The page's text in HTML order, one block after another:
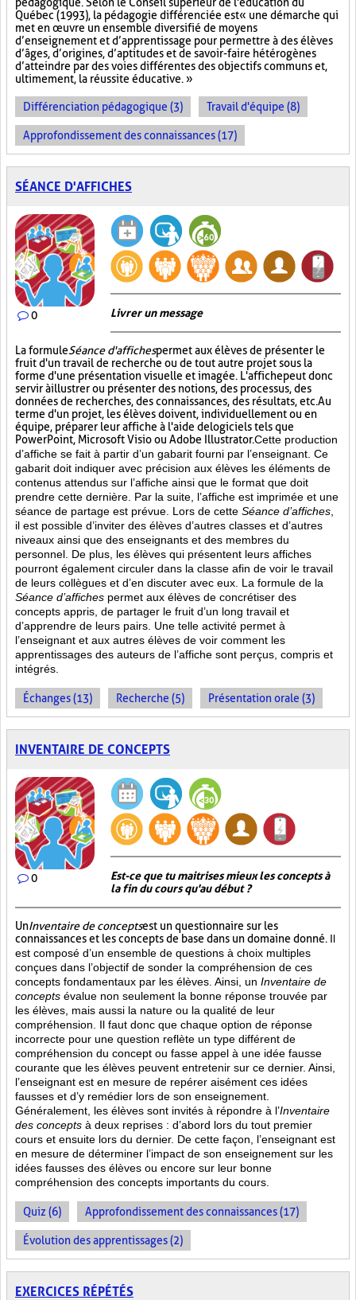
Québec (1993), la pédagogie différenciée est « une démarche qui
met en œuvre un ensemble diversifié de moyens
d’enseignement et d’apprentissage pour permettre à des élèves
d’âges, d’origines, d’aptitudes et de savoir-faire hétérogènes
d’atteindre par des voies différentes des objectifs communs et,
ultimement, la réussite éducative. »
Différenciation pédagogique (3) Travail d'équipe (8)
Approfondissement des connaissances (17)
SÉANCE D'AFFICHES
0 Livrer un message
La formuleSéance d'affichespermet aux élèves de présenter le
fruit d'un travail de recherche ou de tout autre projet sous la
forme d'une présentation visuelle et imagée. L'affichepeut donc
servir à illustrer ou présenter des notions, des processus, des
données de recherches, des connaissances, des résultats, etc. Au
terme d'un projet, les élèves doivent, individuellement ou en
équipe, préparer leur affiche à l'aide de logiciels tels que
PowerPoint, Microsoft Visio ou Adobe Illustrator.Cette production
d’affiche se fait à partir d’un gabarit fourni par l’enseignant. Ce
gabarit doit indiquer avec précision aux élèves les éléments de
contenus attendus sur l’affiche ainsi que le format que doit
prendre cette dernière. Par la suite, l’affiche est imprimée et une
séance de partage est prévue. Lors de cette Séance d’affiches
il est possible d’inviter des élèves d’autres classes et d’autres
niveaux ainsi que des enseignants et des membres du
personnel. De plus, les élèves qui présentent leurs affiches
pourront également circuler dans la classe afin de voir le travail
de leurs collègues et d’en discuter avec eux. La formule de la
Séance d’affiches permet aux élèves de concrétiser des
concepts appris, de partager le fruit d’un long travail et
d’apprendre de leurs pairs. Une telle activité permet à
l’enseignant et aux autres élèves de voir comment les
apprentissages des auteurs de l’affiche sont perçus, compris et
intégrés.
Échanges (13) Recherche (5) Présentation orale (3)
INVENTAIRE DE CONCEPTS
0
Est-ce que tu maitrises mieux les concepts à
la fin du cours qu'au début ?
UnInventaire de conceptsest un questionnaire sur les
connaissances et les concepts de base dans un domaine donné. Il
est composé d’un ensemble de questions à choix multiples
conçues dans l’objectif de sonder la compréhension de ces
concepts fondamentaux par les élèves. Ainsi, un Inventaire de
concepts évalue non seulement la bonne réponse trouvée par
les élèves, mais aussi la nature ou la qualité de leur
compréhension. Il faut donc que chaque option de réponse
incorrecte pour une question reflète un type différent de
compréhension du concept ou fasse appel à une idée fausse
courante que les élèves peuvent entretenir sur ce dernier. Ainsi,
l’enseignant est en mesure de repérer aisément ces idées
fausses et d’y remédier lors de son enseignement.
Généralement, les élèves sont invités à répondre à l’Inventaire
des concepts à deux reprises : d’abord lors du tout premier
cours et ensuite lors du dernier. De cette façon, l’enseignant est
en mesure de déterminer l’impact de son enseignement sur les
idées fausses des élèves ou encore sur leur bonne
compréhension des concepts importants du cours.
Quiz (6) Approfondissement des connaissances (17)
Évolution des apprentissages (2)
EXERCICES RÉPÉTÉS